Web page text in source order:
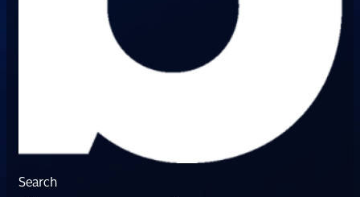
Search